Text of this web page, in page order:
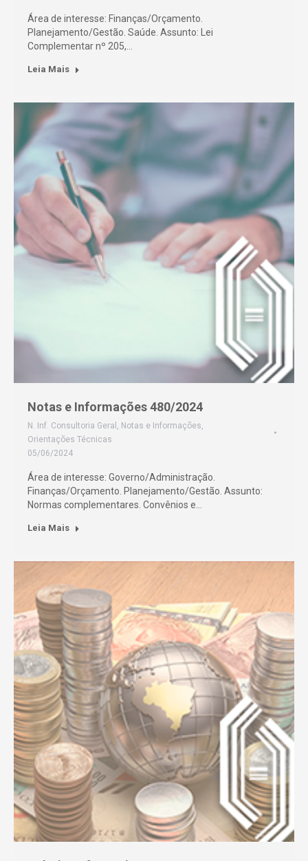
Área de interesse: Finanças/Orçamento.
Planejamento/Gestão. Saúde. Assunto: Lei
Complementar nº 205,…
Leia Mais
Notas e Informações 480/2024
N. Inf. Consultoria Geral , Notas e Informações,
Orientações Técnicas
05/06/2024
Área de interesse: Governo/Administração.
Finanças/Orçamento. Planejamento/Gestão. Assunto:
Normas complementares. Convênios e…
Leia Mais